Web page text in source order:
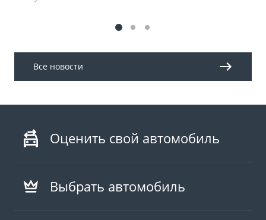
Все новости
Оценить свой автомобиль
Выбрать автомобиль